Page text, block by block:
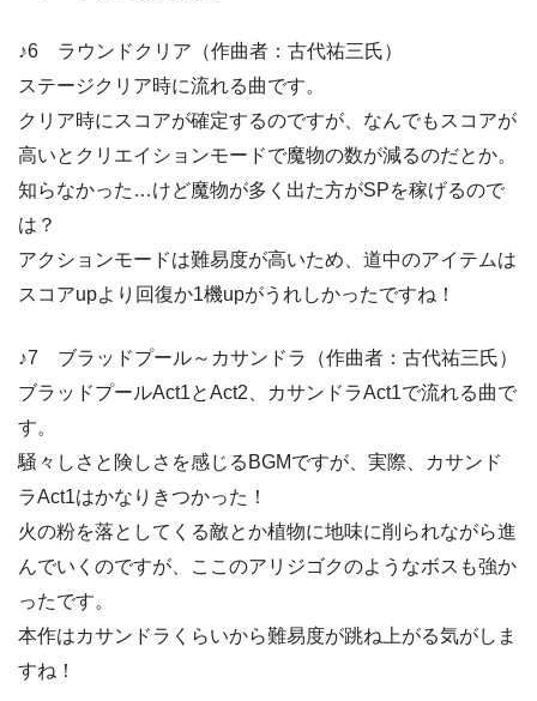
♪6 ラウンドクリア（作曲者：古代祐三氏）
ステージクリア時に流れる曲です。
クリア時にスコアが確定するのですが、なんでもスコアが
高いとクリエイションモードで魔物の数が減るのだとか。
知らなかった…けど魔物が多く出た方がSPを稼げるので
は？
アクションモードは難易度が高いため、道中のアイテムは
スコアupより回復か1機upがうれしかったですね！
♪7 ブラッドプール～カサンドラ（作曲者：古代祐三氏）
ブラッドプールAct1とAct2、カサンドラAct1で流れる曲で
す。
騒々しさと険しさを感じるBGMですが、実際、カサンド
ラAct1はかなりきつかった！
火の粉を落としてくる敵とか植物に地味に削られながら進
んでいくのですが、ここのアリジゴクのようなボスも強か
ったです。
本作はカサンドラくらいから難易度が跳ね上がる気がしま
すね！